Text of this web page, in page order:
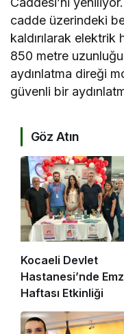
cadde üzerindeki
kaldırılarak elektrik
850 metre
aydınlatma direği
güvenli bir
Göz Atın
Kocaeli Devlet
Hastanesi’nde
Haftası Etkinliği